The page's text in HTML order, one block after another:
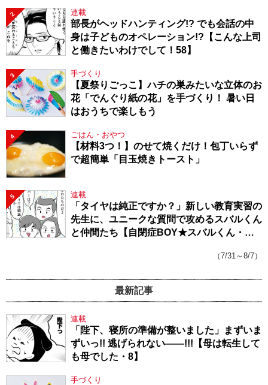
2 連載
部長がヘッドハンティング!? でも会話の中
身は子どものオペレーション!?【こんな上司
と働きたいわけでして！58】
3 手づくり
【夏祭りごっこ】ハチの巣みたいな立体のお
花「でんぐり紙の花」を手づくり！ 暑い日
はおうちで楽しもう
4 ごはん・おやつ
【材料3つ！】のせて焼くだけ！包丁いらず
で超簡単「目玉焼きトースト」
5 連載
「タイヤは純正ですか？」新しい教育実習の
先生に、ユニークな質問で攻めるスバルくん
と仲間たち【自閉症BOY★スバルくん・
（7/31～8/7）
最新記事
連載
「陛下、寝所の準備が整いました」まずいま
ずいっ!! 逃げられない――!!!【母は転生して
も母でした・8】
手づくり